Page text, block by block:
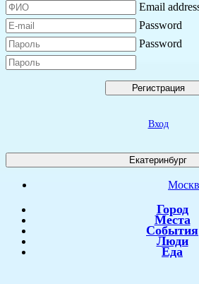
Email
Password
Password
Регистрация
Вход
Екатеринбург
Город
Места
События
Люди
Еда